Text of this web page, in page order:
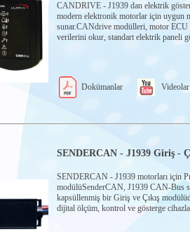
CANDRIVE - J1939 dan elektrik
modern elektronik motorlar için uygun
sunar.CANdrive modülleri, motor
verilerini okur, standart elektrik paneli
Dokümanlar Videolar
SENDERCAN - J1939 Giriş -
SENDERCAN - J1939 motorları için
modülüSenderCAN, J1939 CAN-Bus
kapsüllenmiş bir Giriş ve Çıkış
dijital ölçüm, kontrol ve gösterge